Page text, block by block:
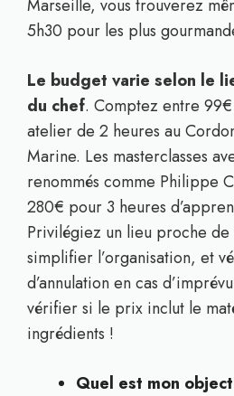
Marseille, vous trouverez
5h30 pour les plus
Le budget varie selon le
du chef. Comptez entre
atelier de 2 heures au
Marine. Les masterclasses
renommés comme Philippe
280€ pour 3 heures
Privilégiez un lieu proche
simplifier l’organisation, et
d’annulation en cas
vérifier si le prix inclut le
ingrédients !
Quel est mon